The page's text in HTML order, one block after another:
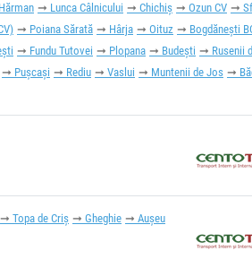
Hărman Lunca Câlnicului Chichiș Ozun CV
Poiana Sărată Hârja Oituz Bogdănești
Fundu Tutovei Plopana Budești
Rusenii
Pușcași Rediu Vaslui Muntenii de Jos
Topa de Criș Gheghie
Aușeu